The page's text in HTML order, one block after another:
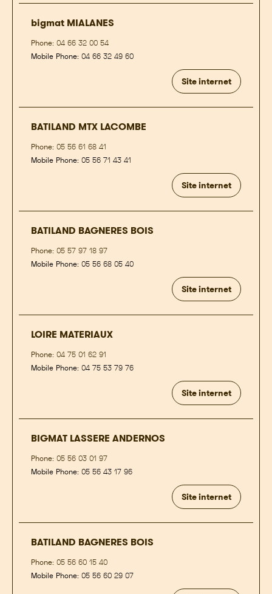
bigmat MIALANES
Phone: 04 66 32 00 54
Mobile Phone: 04 66 32 49 60
Site internet
BATILAND MTX LACOMBE
Phone: 05 56 61 68 41
Mobile Phone: 05 56 71 43 41
Site internet
BATILAND BAGNERES BOIS
Phone: 05 57 97 18 97
Mobile Phone: 05 56 68 05 40
Site internet
LOIRE MATERIAUX
Phone: 04 75 01 62 91
Mobile Phone: 04 75 53 79 76
Site internet
BIGMAT LASSERE ANDERNOS
Phone: 05 56 03 01 97
Mobile Phone: 05 56 43 17 96
Site internet
BATILAND BAGNERES BOIS
Phone: 05 56 60 15 40
Mobile Phone: 05 56 60 29 07